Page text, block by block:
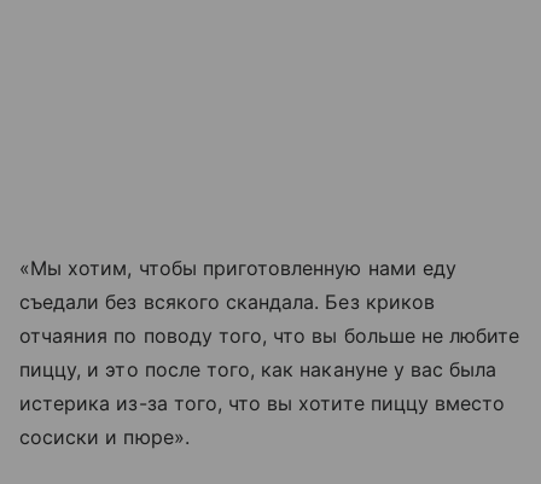
«Мы хотим, чтобы приготовленную нами еду
съедали без всякого скандала. Без криков
отчаяния по поводу того, что вы больше не любите
пиццу, и это после того, как накануне у вас была
истерика из-за того, что вы хотите пиццу вместо
сосиски и пюре».